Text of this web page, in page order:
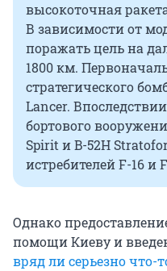
высокоточная
В зависимости от
поражать цель на
1800 км.
стратегического
Lancer.
бортового
Spirit и B-52H
истребителей F-16 и
Однако
помощи Киеву и
вряд ли серьезно что-